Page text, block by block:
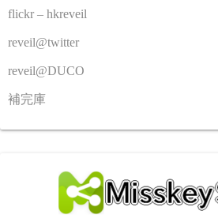
flickr – hkreveil
reveil@twitter
reveil@DUCO
補完庫